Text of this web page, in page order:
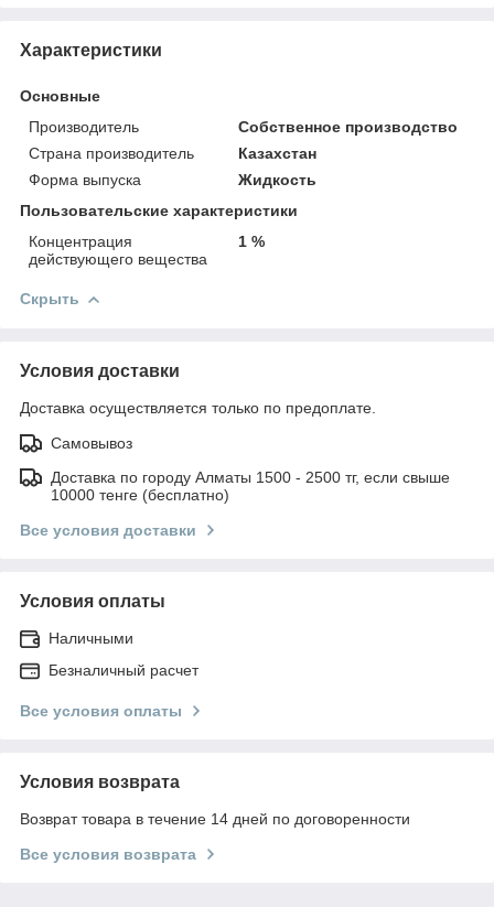
Характеристики
Основные
Производитель
Собственное производство
Страна производитель
Казахстан
Форма выпуска
Жидкость
Пользовательские характеристики
Концентрация
действующего вещества
1 %
Скрыть
Условия доставки
Доставка осуществляется только по предоплате.
Самовывоз
Доставка по городу Алматы 1500 - 2500 тг, если свыше
10000 тенге (бесплатно)
Все условия доставки
Условия оплаты
Наличными
Безналичный расчет
Все условия оплаты
Условия возврата
Возврат товара в течение 14 дней по договоренности
Все условия возврата